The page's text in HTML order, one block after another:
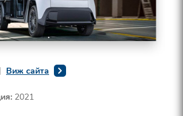
| Виж сайта
2021